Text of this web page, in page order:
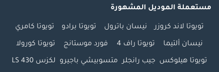
مستعملة الموديل المشهورة
تويوتا لاند كروزر نيسان باترول تويوتا برادو تويوتا كامري
نيسان ألتيما تويوتا راف 4 فورد موستانج تويوتا كورولا
تويوتا هيلوكس جيب رانجلر متسوبيشي باجيرو لكزس LS 430